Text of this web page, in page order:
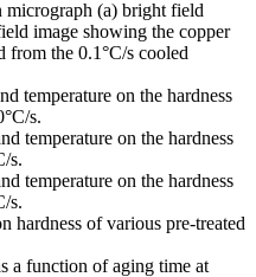
micrograph (a) bright field
image showing the copper
from the 0.1°C/s cooled
temperature on the hardness
s.
temperature on the hardness
s.
temperature on the hardness
s.
hardness of various pre-treated
a function of aging time at